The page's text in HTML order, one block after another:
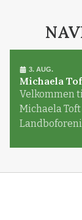
3. AUG.
Michaela
Velkommen
Michaela